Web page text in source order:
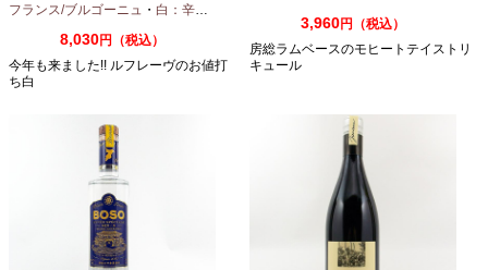
フランス/ブルゴーニュ ・ 白：辛口
8,030円（税込）
今年も来ました!! ルフレーヴのお値打
ち白
3,960円（税込）
房総ラムベースのモヒートテイストリ
キュール